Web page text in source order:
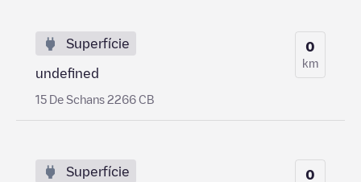
Superfície
undefined
15 De Schans 2266 CB
0
km
Superfície 0